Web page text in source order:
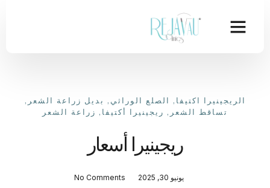
الريجينيرا اكتيفا , الصلع الوراثي , بديل زراعة الشعر ,
تساقط الشعر , ريجينيرا أكتيفا , زراعة الشعر
ريجينيرا أسعار
يونيو 30, 2025 No Comments